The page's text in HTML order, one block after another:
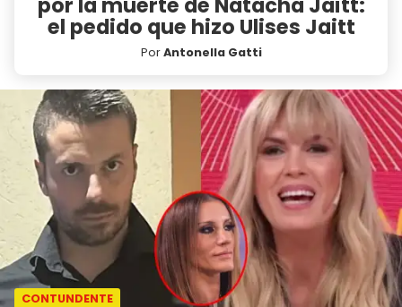
el pedido que hizo Ulises Jaitt
PorAntonella Gatti
CONTUNDENTE